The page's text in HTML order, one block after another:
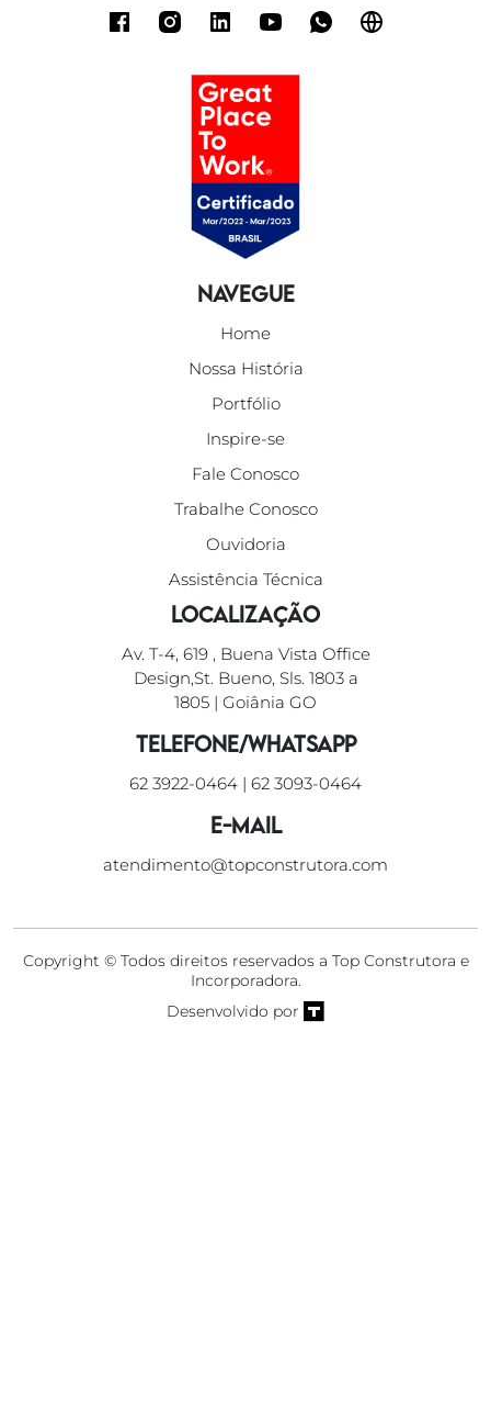
Navegue
Home
Nossa História
Portfólio
Inspire-se
Fale Conosco
Trabalhe Conosco
Ouvidoria
Assistência Técnica
Localização
Av. T-4, 619 , Buena Vista Office
Design,St. Bueno, Sls. 1803 a
1805 | Goiânia GO
Telefone/WhatsApp
62 3922-0464 | 62 3093-0464
E-mail
atendimento@topconstrutora.com
Copyright © Todos direitos reservados a Top Construtora e
Incorporadora.
Desenvolvido por